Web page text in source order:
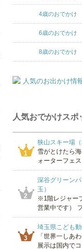
4歳のおでかけ
6歳のおでかけ
8歳のおでかけ
人気おでかけスポ
1
狭山スキー場（
雪がとけたら
ォーターフェ
2
深谷グリーン
玉）
※1階レジャー
営業中です）
3
埼玉県こども動
「世界一しあ
展示は国内で